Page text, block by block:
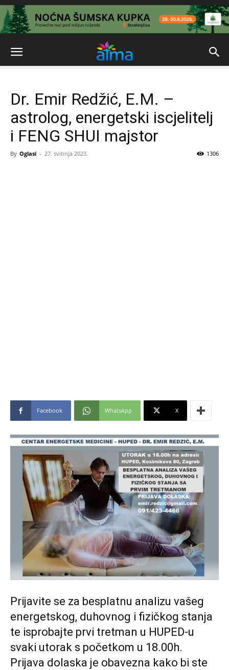
Dr. Emir Redžić, E.M. –
astrolog, energetski iscjelitelj
i FENG SHUI majstor
By Oglasi - 27. svibnja 2023. 1306
Facebook WhatsApp X
Prijavite se za besplatnu analizu vašeg
energetskog, duhovnog i fizičkog stanja
te isprobajte prvi tretman u HUPED-u
svaki utorak s početkom u 18.00h.
Prijava dolaska je obavezna kako bi ste